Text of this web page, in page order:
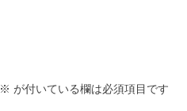
※ が付いている欄は必須項目です